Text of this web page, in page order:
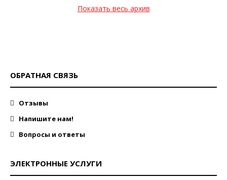
Показать весь архив
ОБРАТНАЯ СВЯЗЬ
Отзывы
Напишите нам!
Вопросы и ответы
ЭЛЕКТРОННЫЕ УСЛУГИ